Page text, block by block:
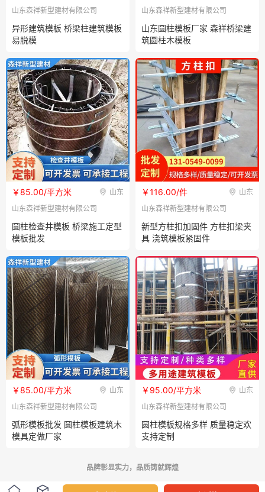
山东森祥新型建材有限公司
异形建筑模板 桥梁柱建筑模板
易脱模
山东森祥新型建材有限公司
山东圆柱模板厂家 森祥桥梁建
筑圆柱木模板
山东
￥85.00/平方米
山东森祥新型建材有限公司
圆柱检查井模板 桥梁施工定型
模板批发
山东
￥116.00/件
山东森祥新型建材有限公司
新型方柱扣加固件 方柱扣梁夹
具 浇筑模板紧固件
山东
￥85.00/平方米
山东森祥新型建材有限公司
弧形模板批发 圆柱模板建筑木
模具定做厂家
山东
￥95.00/平方米
山东森祥新型建材有限公司
圆柱模板规格多样 质量稳定欢
支持定制
品牌彰显实力，品质铸就辉煌